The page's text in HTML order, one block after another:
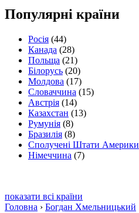
Популярні країни
Росія (44)
Канада (28)
Польща (21)
Білорусь (20)
Молдова (17)
Словаччина (15)
Австрія (14)
Казахстан (13)
Румунія (8)
Бразилія (8)
Сполучені Штати Америки
Німеччина (7)
показати всі країни
Головна › Богдан Хмельницький